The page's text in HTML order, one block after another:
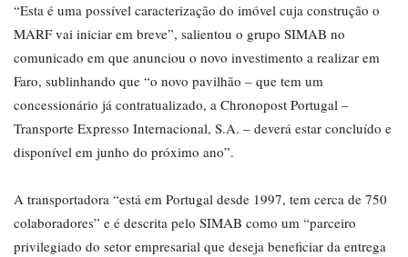
“Esta é uma possível caracterização do imóvel cuja construção o
MARF vai iniciar em breve”, salientou o grupo SIMAB no
comunicado em que anunciou o novo investimento a realizar em
Faro, sublinhando que “o novo pavilhão – que tem um
concessionário já contratualizado, a Chronopost Portugal –
Transporte Expresso Internacional, S.A. – deverá estar concluído e
disponível em junho do próximo ano”.
A transportadora “está em Portugal desde 1997, tem cerca de 750
colaboradores” e é descrita pelo SIMAB como um “parceiro
privilegiado do setor empresarial que deseja beneficiar da entrega